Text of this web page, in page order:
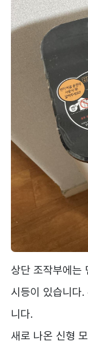
상단 조작부에는
시등이 있습니다
니다.
새로 나온 신형